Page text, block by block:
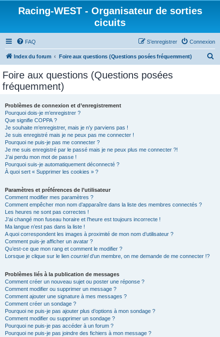
Racing-WEST - Organisateur de sorties
cicuits
FAQ Connexion
S’enregistrer
Index du forum Foire aux questions (Questions posées fréquemment)
Foire aux questions (Questions posées
fréquemment)
Problèmes de connexion et d’enregistrement
Pourquoi dois-je m’enregistrer ?
Que signifie COPPA ?
Je souhaite m’enregistrer, mais je n’y parviens pas !
Je suis enregistré mais je ne peux pas me connecter !
Pourquoi ne puis-je pas me connecter ?
Je me suis enregistré par le passé mais je ne peux plus me connecter ?!
J’ai perdu mon mot de passe !
Pourquoi suis-je automatiquement déconnecté ?
À quoi sert « Supprimer les cookies » ?
Paramètres et préférences de l’utilisateur
Comment modifier mes paramètres ?
Comment empêcher mon nom d’apparaître dans la liste des membres connectés ?
Les heures ne sont pas correctes !
J’ai changé mon fuseau horaire et l’heure est toujours incorrecte !
Ma langue n’est pas dans la liste !
A quoi correspondent les images à proximité de mon nom d’utilisateur ?
Comment puis-je afficher un avatar ?
Qu’est-ce que mon rang et comment le modifier ?
Lorsque je clique sur le lien courrield’un membre, on me demande de me connecter !?
Problèmes liés à la publication de messages
Comment créer un nouveau sujet ou poster une réponse ?
Comment modifier ou supprimer un message ?
Comment ajouter une signature à mes messages ?
Comment créer un sondage ?
Pourquoi ne puis-je pas ajouter plus d’options à mon sondage ?
Comment modifier ou supprimer un sondage ?
Pourquoi ne puis-je pas accéder à un forum ?
Pourquoi ne puis-je pas joindre des fichiers à mon message ?